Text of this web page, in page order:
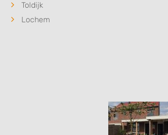
Toldijk
Lochem